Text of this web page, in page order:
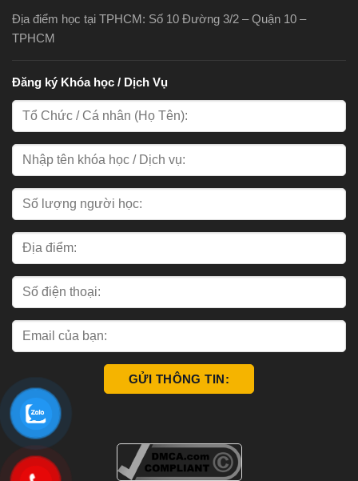
Địa điểm học tại TPHCM: Số 10 Đường 3/2 – Quận 10 –
TPHCM
Đăng ký Khóa học / Dịch Vụ